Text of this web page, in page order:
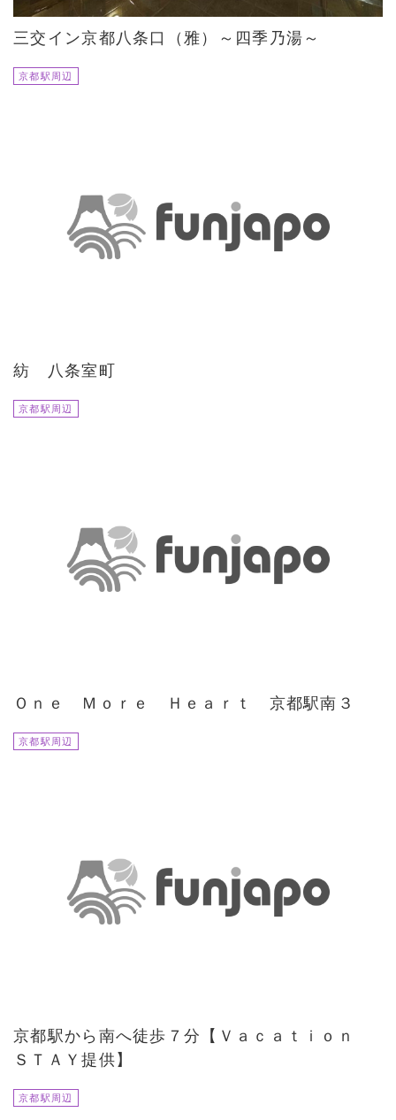
三交イン京都八条口（雅）～四季乃湯～
京都駅周辺
紡 八条室町
京都駅周辺
Ｏｎｅ Ｍｏｒｅ Ｈｅａｒｔ 京都駅南３
京都駅周辺
京都駅から南へ徒歩７分【Ｖａｃａｔｉｏｎ
ＳＴＡＹ提供】
京都駅周辺